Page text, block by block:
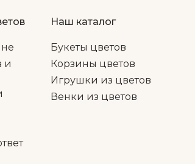
и
Наш каталог
Букеты цветов
Корзины цветов
Игрушки из цветов
Венки из цветов